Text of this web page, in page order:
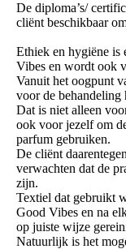
De diploma’s/
cliënt beschikbaar
Ethiek en hygiëne is
Vibes en wordt ook
Vanuit het oogpunt
voor de behandeling
Dat is niet alleen
ook voor jezelf om
parfum gebruiken.
De cliënt
verwachten dat de
zijn.
Textiel dat gebruikt
Good Vibes en na
op juiste wijze
Natuurlijk is het